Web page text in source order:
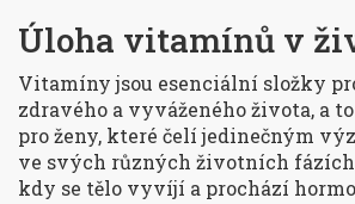
Úloha vitamínů v
Vitamíny jsou esenciální složky
zdravého a vyváženého života, a
pro ženy, které čelí jedinečným
ve svých různých životních
kdy se tělo vyvíjí a prochází